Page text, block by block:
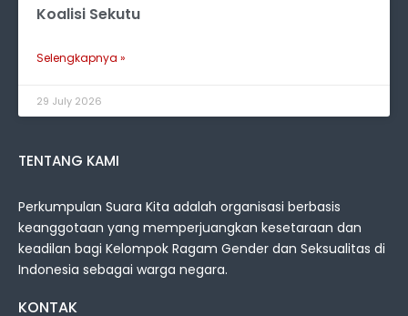
Koalisi Sekutu
Selengkapnya »
29 July 2026
TENTANG KAMI
Perkumpulan Suara Kita adalah organisasi berbasis
keanggotaan yang memperjuangkan kesetaraan dan
keadilan bagi Kelompok Ragam Gender dan Seksualitas di
Indonesia sebagai warga negara.
KONTAK